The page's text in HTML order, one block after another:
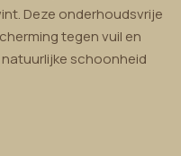
Deze onderhoudsvrije
tegen vuil en
schoonheid